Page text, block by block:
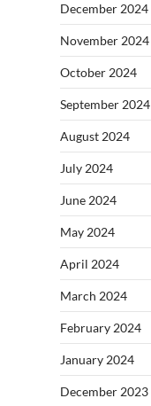
December 2024
November 2024
October 2024
September 2024
August 2024
July 2024
June 2024
May 2024
April 2024
March 2024
February 2024
January 2024
December 2023